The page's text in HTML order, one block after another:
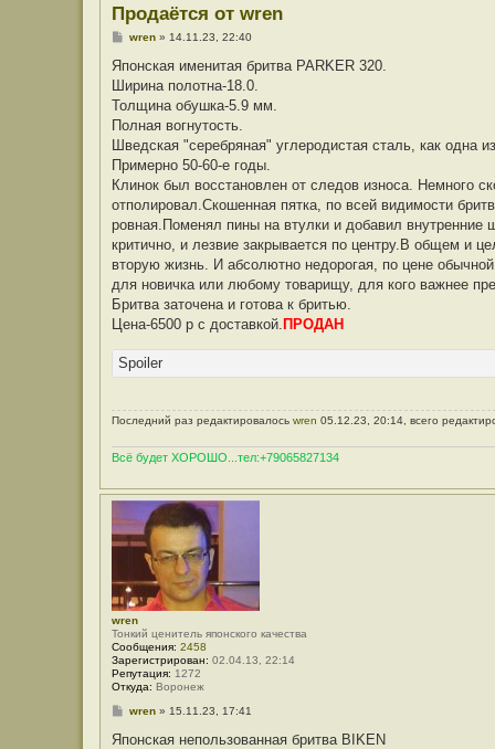
Продаётся от wren
С
о
щ
е
и
е
wren» 14.11.23, 22:40
Японская именитая бритва PARKER 320.
Ширина полотна-18.0.
Толщина обушка-5.9 мм.
Полная вогнутость.
Шведская "серебряная" углеродистая сталь, как одна
Примерно 50-60-е годы.
Клинок был восстановлен от следов износа. Немного
отполировал.Скошенная пятка, по всей видимости
ровная.Поменял пины на втулки и добавил
критично, и лезвие закрывается по центру.В общем и
вторую жизнь. И абсолютно недорогая, по цене
для новичка или любому товарищу, для кого важнее
Бритва заточена и готова к бритью.
Цена-6500 р с доставкой. ПРОДАН
Spoiler
Последний раз редактировалось wren 05.12.23, 20:14, всего
Всё будет ХОРОШО...тел:+79065827134
wren
Тонкий ценитель японского качества
Сообщения: 2458
Зарегистрирован: 02.04.13, 22:14
Репутация: 1272
Откуда: Воронеж
С
о
wren» 15.11.23, 17:41
Японская непользованная бритва BIKEN